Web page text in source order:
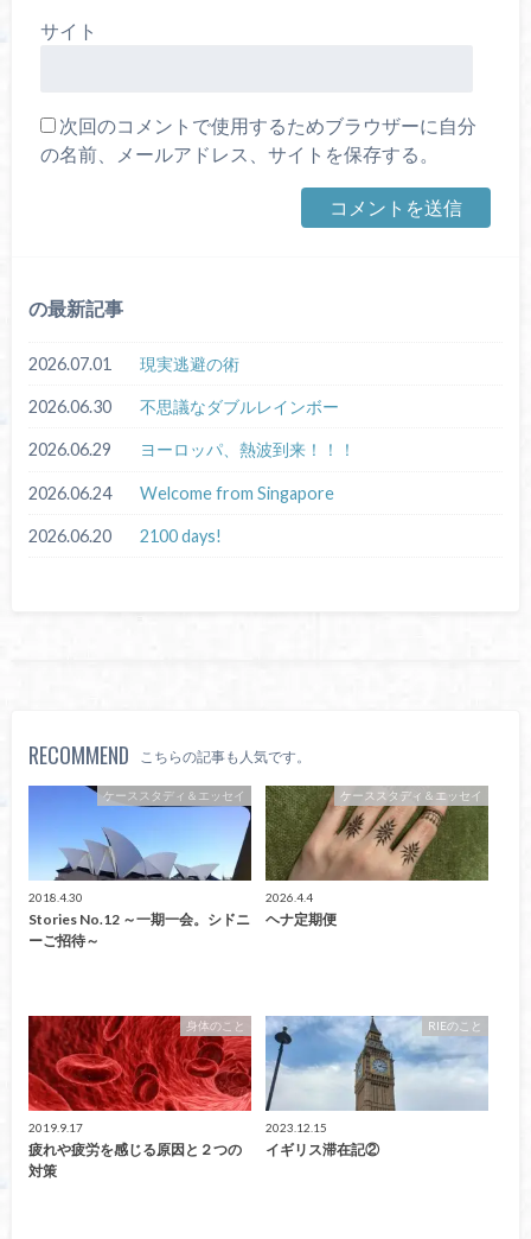
サイト
次回のコメントで使用するためブラウザーに自分
の名前、メールアドレス、サイトを保存する。
の最新記事
2026.07.01 現実逃避の術
2026.06.30 不思議なダブルレインボー
2026.06.29 ヨーロッパ、熱波到来！！！
2026.06.24 Welcome from Singapore
2026.06.20 2100 days!
RECOMMEND こちらの記事も人気です。
ケーススタディ＆エッセイ
2018.4.30
Stories No.12 ～一期一会。シドニ
ーご招待～
ケーススタディ＆エッセイ
2026.4.4
ヘナ定期便
身体のこと
2019.9.17
疲れや疲労を感じる原因と２つの
対策
RIEのこと
2023.12.15
イギリス滞在記②